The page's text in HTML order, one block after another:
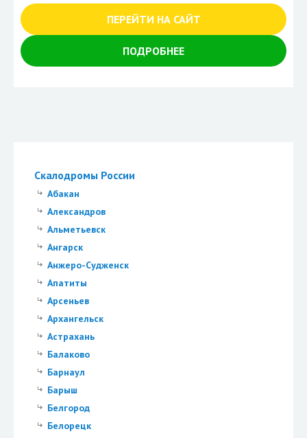
Скалодромы России
Абакан
Александров
Альметьевск
Ангарск
Анжеро-Судженск
Апатиты
Арсеньев
Архангельск
Астрахань
Балаково
Барнаул
Барыш
Белгород
Белорецк
ПЕРЕЙТИ НА САЙТ
ПОДРОБНЕЕ